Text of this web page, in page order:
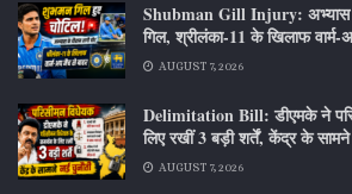
Shubman Gill Injury: अभ्यास
गिल, श्रीलंका-11 के खिलाफ
AUGUST 7, 2026
Delimitation Bill: डीएमके ने
लिए रखीं 3 बड़ी शर्तें, केंद्र के
AUGUST 7, 2026